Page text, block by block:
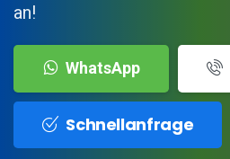
an!
WhatsApp
Schnellanfrage